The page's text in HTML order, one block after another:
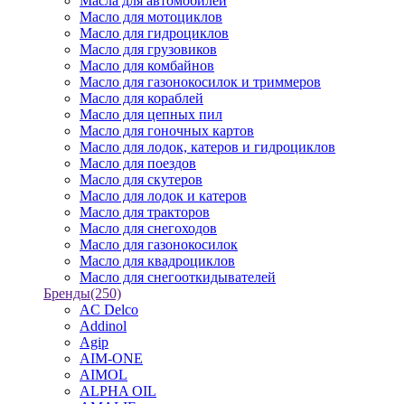
Масло для мотоциклов
Масло для гидроциклов
Масло для грузовиков
Масло для комбайнов
Масло для газонокосилок и триммеров
Масло для кораблей
Масло для цепных пил
Масло для гоночных картов
Масло для лодок, катеров и гидроциклов
Масло для поездов
Масло для скутеров
Масло для лодок и катеров
Масло для тракторов
Масло для снегоходов
Масло для газонокосилок
Масло для квадроциклов
Масло для снегооткидывателей
Бренды(250)
AC Delco
Addinol
Agip
AIM-ONE
AIMOL
ALPHA OIL